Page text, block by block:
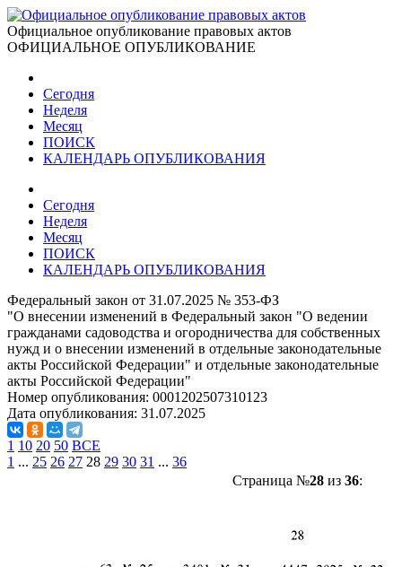
Официальное опубликование правовых актов
ОФИЦИАЛЬНОЕ ОПУБЛИКОВАНИЕ
Сегодня
Неделя
Месяц
ПОИСК
КАЛЕНДАРЬ ОПУБЛИКОВАНИЯ
Сегодня
Неделя
Месяц
ПОИСК
КАЛЕНДАРЬ ОПУБЛИКОВАНИЯ
Федеральный закон от 31.07.2025 № 353-ФЗ
"О внесении изменений в Федеральный закон "О ведении
гражданами садоводства и огородничества для собственных
нужд и о внесении изменений в отдельные законодательные
акты Российской Федерации" и отдельные законодательные
акты Российской Федерации"
Номер опубликования: 0001202507310123
Дата опубликования: 31.07.2025
1 10 20 50 ВСЕ
1 ... 25 26 27 28 29 30 31 ... 36
Страница №28из 36: